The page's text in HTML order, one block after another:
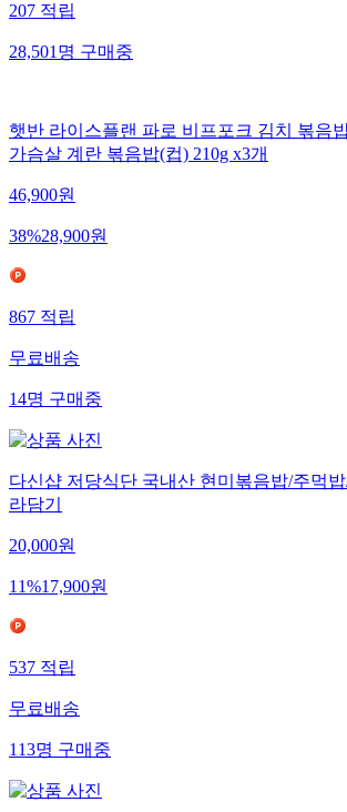
207 적립
28,501 명 구매중
햇반 라이스플랜 파로 비프포크 김치 볶음
가슴살 계란 볶음밥(컵) 210g x3개
46,900원
38%28,900원
867적립
무료배송
14명구매중
다신샵 저당식단 국내산 현미볶음밥/주먹
라담기
20,000원
11%17,900원
537적립
무료배송
113명구매중